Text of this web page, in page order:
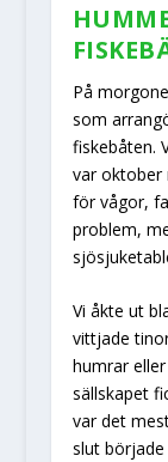
På
som
fiskebåten.
var oktober
för vågor,
problem,
Vi åkte ut
vittjade
humrar
sällskapet
var det
slut